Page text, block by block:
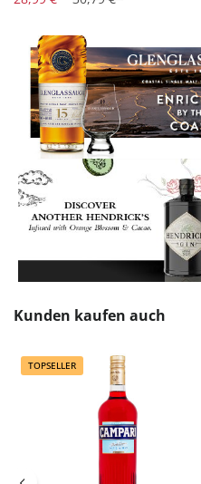
Produktgalerie überspringen
Kunden kaufen auch
TOPSELLER